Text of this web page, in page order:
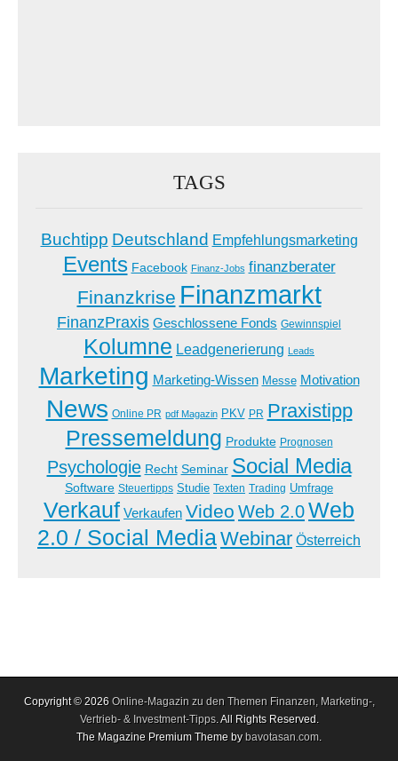
TAGS
Buchtipp Deutschland Empfehlungsmarketing
Events Facebook Finanz-Jobs finanzberater
Finanzkrise Finanzmarkt
FinanzPraxis Geschlossene Fonds Gewinnspiel
Kolumne Leadgenerierung Leads
Marketing Marketing-Wissen Messe Motivation
News Online PR pdf Magazin PKV PR Praxistipp
Pressemeldung Produkte Prognosen
Psychologie Recht Seminar Social Media
Software Steuertipps Studie Texten Trading Umfrage
Verkauf Verkaufen Video Web 2.0Web
2.0 / Social MediaWebinar Österreich
Copyright © 2026 Online-Magazin zu den Themen Finanzen, Marketing-,
Vertrieb- & Investment-Tipps. All Rights Reserved.
The Magazine Premium Theme by bavotasan.com.